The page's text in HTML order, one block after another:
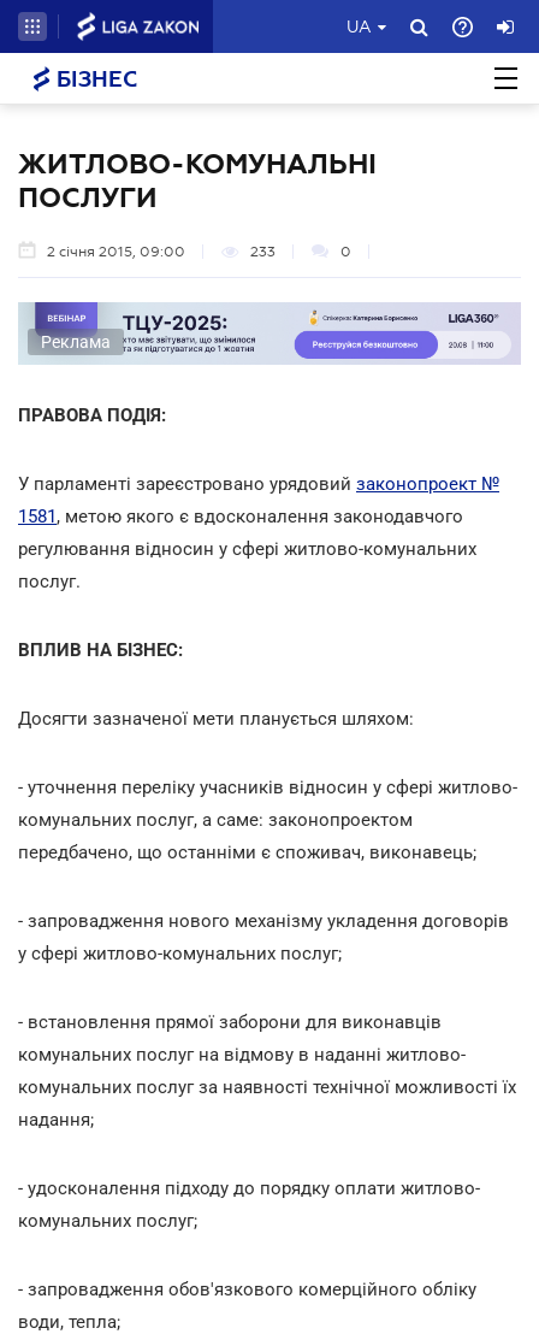
UA
БІЗНЕС
ЖИТЛОВО-КОМУНАЛЬНІ
ПОСЛУГИ
2 січня 2015, 09:00 233 0
Реклама
ПРАВОВА ПОДІЯ:
У парламенті зареєстровано урядовий законопроект №
1581, метою якого є вдосконалення законодавчого
регулювання відносин у сфері житлово-комунальних
послуг.
ВПЛИВ НА БІЗНЕС:
Досягти зазначеної мети планується шляхом:
- уточнення переліку учасників відносин у сфері житлово-
комунальних послуг, а саме: законопроектом
передбачено, що останніми є споживач, виконавець;
- запровадження нового механізму укладення договорів
у сфері житлово-комунальних послуг;
- встановлення прямої заборони для виконавців
комунальних послуг на відмову в наданні житлово-
комунальних послуг за наявності технічної можливості їх
надання;
- удосконалення підходу до порядку оплати житлово-
комунальних послуг;
- запровадження обов'язкового комерційного обліку
води, тепла;